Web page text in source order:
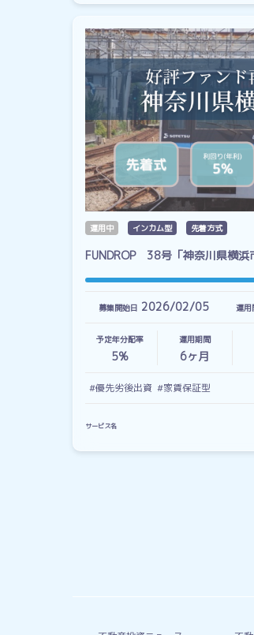
運用中 インカム型 先着方式
FUNDROP 38号「神奈川県横
募集開始日 2026/02/05 運用
予定年分配率
5%
運用期間
6ヶ月
#優先劣後出資 #家賃保証型
サービス名